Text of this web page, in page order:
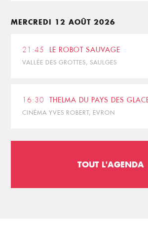
MERCREDI 12 AOÛT 2026
21:45 LE ROBOT SAUVAGE
VALLÉE DES GROTTES, SAULGES
16:30 THELMA DU PAYS DES
CINÉMA YVES ROBERT, EVRON
TOUT L'AGENDA